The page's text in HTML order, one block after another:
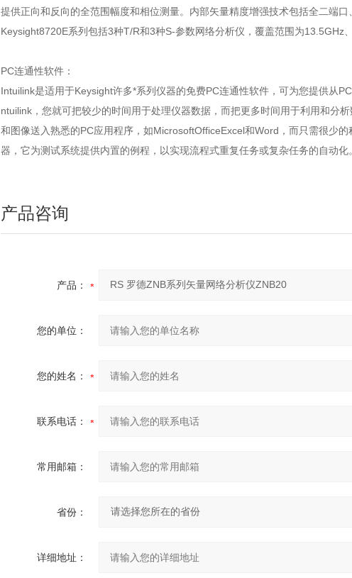
提供正向和反向的全范围幅度和相位测量。内部矢量精度增强技术包括全二端口
Keysight8720E系列包括3种T/R和3种S-参数网络分析仪，覆盖范围为13.5GHz
PC连通性软件：
Intuilink是适用于Keysight许多*系列仪器的免费PC连通性软件，可为您提供从
ntuilink，您就可把较少的时间用于处理仪器数据，而把更多时间用于利用和分
和图像送入熟悉的PC应用程序，如MicrosoftOfficeExcel和Word，而只需很少
器，它为测试系统提供内置的例程，以实现流程式重复任务或复杂任务的自动化
产品咨询
产品：
您的单位：
您的姓名：
联系电话：
常用邮箱：
省份：
详细地址：